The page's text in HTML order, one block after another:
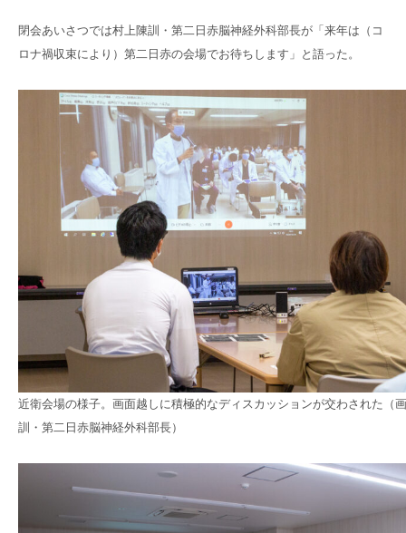
閉会あいさつでは村上陳訓・第二日赤脳神経外科部長が「来年は（コ
ロナ禍収束により）第二日赤の会場でお待ちします」と語った。
近衛会場の様子。画面越しに積極的なディスカッションが交わされた（
訓・第二日赤脳神経外科部長）